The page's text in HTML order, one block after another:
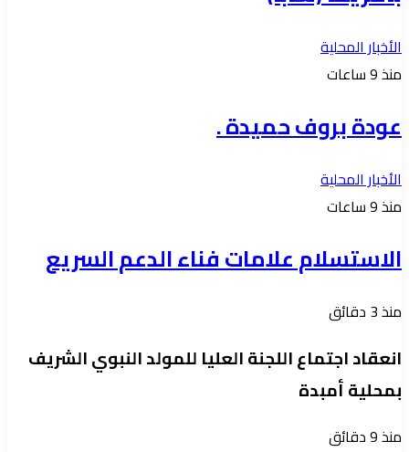
الأخبار المحلية
منذ 9 ساعات
عودة بروف حميدة .
الأخبار المحلية
منذ 9 ساعات
الاستسلام علامات فناء الدعم السريع
منذ 3 دقائق
انعقاد اجتماع اللجنة العليا للمولد النبوي الشريف
بمحلية أمبدة
منذ 9 دقائق